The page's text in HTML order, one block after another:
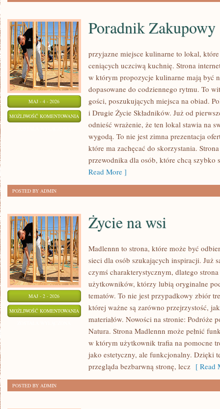
MAJ - 4 - 2026
MOŻLIWOŚĆ KOMENTOWANIA PORADNIK
ZAKUPOWY
Poradnik Zakupowy
przyjazne miejsce kulinarne to lokal,
ceniących uczciwą kuchnię. Strona
w którym propozycje kulinarne mają być
dopasowane do codziennego rytmu. To
gości, poszukujących miejsca na obiad.
i Drugie Życie Składników. Już od
odnieść wrażenie, że ten lokal stawia na
wygodą. To nie jest zimna prezentacja
które ma zachęcać do skorzystania.
przewodnika dla osób, które chcą szybko
Read More ]
POSTED BY ADMIN
MAJ - 2 - 2026
MOŻLIWOŚĆ KOMENTOWANIA ŻYCIE
Życie na wsi
Madlennn to strona, które może być
sieci dla osób szukających inspiracji. Już
czymś charakterystycznym, dlatego
użytkowników, którzy lubią oryginalne
tematów. To nie jest przypadkowy zbiór
której ważne są zarówno przejrzystość,
materiałów. Nowości na stronie: Podróże
Natura. Strona Madlennn może pełnić
w którym użytkownik trafia na pomocne
jako estetyczny, ale funkcjonalny. Dzięki
przegląda bezbarwną stronę, lecz [ Read
POSTED BY ADMIN